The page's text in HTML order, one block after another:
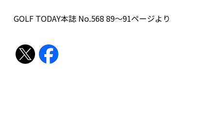
GOLF TODAY本誌 No.568 89〜91ページより